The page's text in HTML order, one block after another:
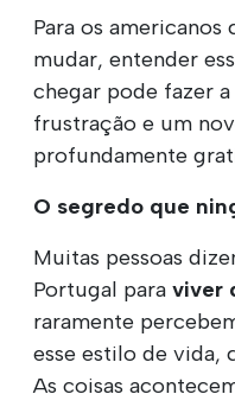
Para os americanos
mudar, entender
chegar pode fazer
frustração e um
profundamente
O segredo que
Muitas pessoas
Portugal para viver
raramente
esse estilo de vida,
As coisas